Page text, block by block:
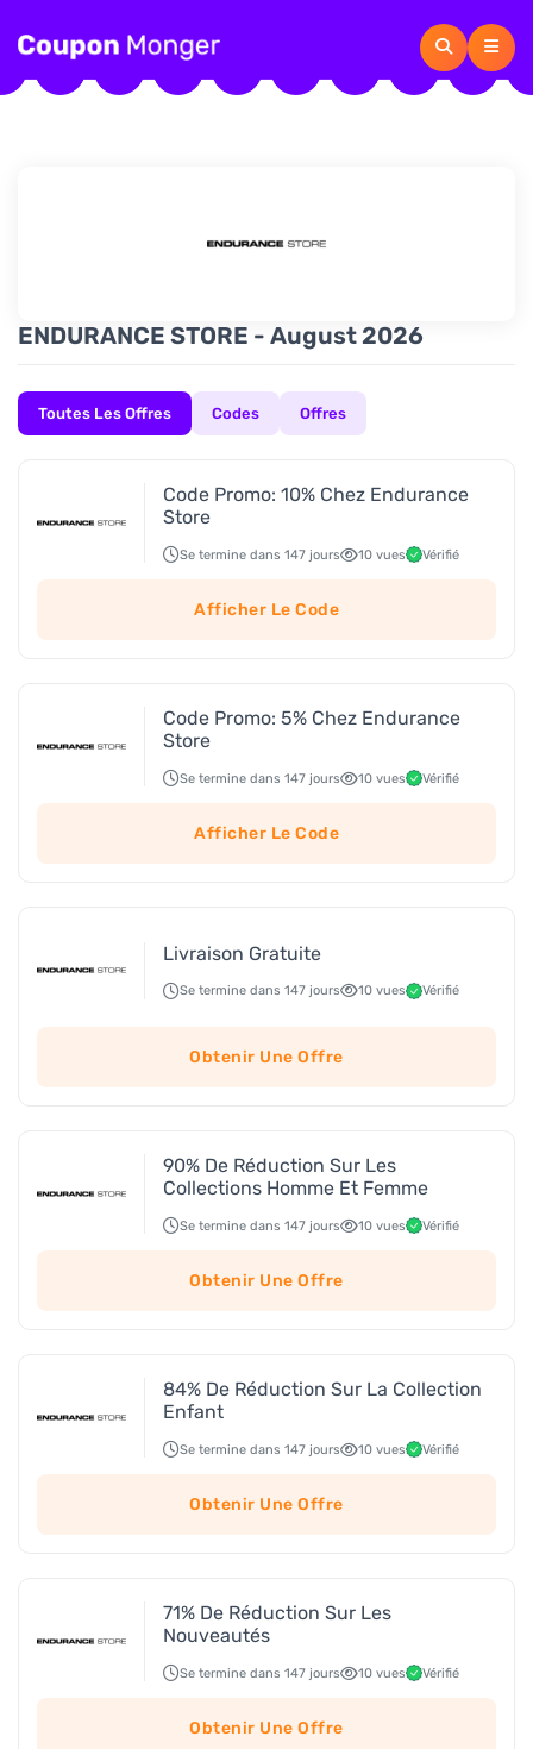
ENDURANCE STORE - August 2026
Toutes Les Offres Codes Offres
Code Promo: 10% Chez Endurance
Store
Se termine dans 147 jours 10 vues Vérifié
Afficher Le Code
Code Promo: 5% Chez Endurance
Store
Se termine dans 147 jours 10 vues Vérifié
Afficher Le Code
Livraison Gratuite
Se termine dans 147 jours 10 vues Vérifié
Obtenir Une Offre
90% De Réduction Sur Les
Collections Homme Et Femme
Se termine dans 147 jours 10 vues Vérifié
Obtenir Une Offre
84% De Réduction Sur La Collection
Enfant
Se termine dans 147 jours 10 vues Vérifié
Obtenir Une Offre
71% De Réduction Sur Les
Nouveautés
Se termine dans 147 jours 10 vues Vérifié
Obtenir Une Offre